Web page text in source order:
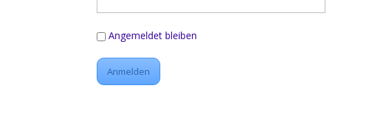
Angemeldet bleiben